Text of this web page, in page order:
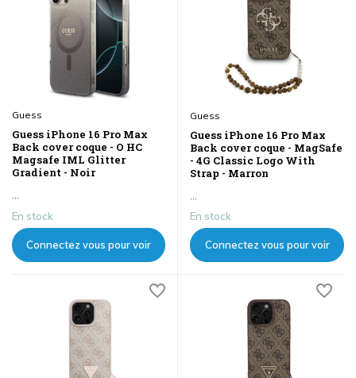
Guess
Guess iPhone 16 Pro Max
Back cover coque - O HC
Magsafe IML Glitter
Gradient - Noir
...
En stock
Connectez vous pour voir
Guess
Guess iPhone 16 Pro Max
Back cover coque - MagSafe
- 4G Classic Logo With
Strap - Marron
En stock
Connectez vous pour voir